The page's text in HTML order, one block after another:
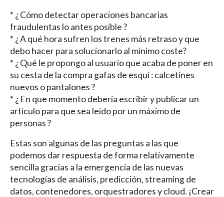
* ¿ Cómo detectar operaciones bancarias
fraudulentas lo antes posible ?
* ¿ A qué hora sufren los trenes más retraso y que
debo hacer para solucionarlo al mínimo coste?
* ¿ Qué le propongo al usuario que acaba de poner en
su cesta de la compra gafas de esquí : calcetines
nuevos o pantalones ?
* ¿ En que momento debería escribir y publicar un
artículo para que sea leído por un máximo de
personas ?
Estas son algunas de las preguntas a las que
podemos dar respuesta de forma relativamente
sencilla gracias a la emergencia de las nuevas
tecnologías de análisis, predicción, streaming de
datos, contenedores, orquestradores y cloud. ¡Crear